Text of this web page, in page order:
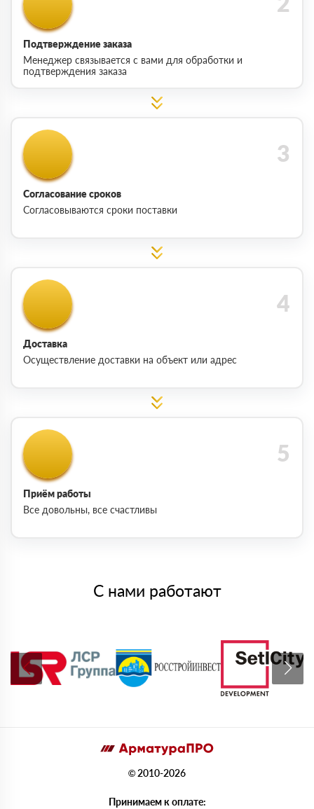
Подтверждение заказа
Менеджер связывается с вами для обработки и
подтверждения заказа
Согласование сроков
Согласовываются сроки поставки
Доставка
Осуществление доставки на объект или адрес
Приём работы
Все довольны, все счастливы
С нами работают
© 2010-2026
Принимаем к оплате: